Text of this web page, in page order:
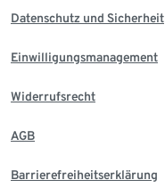
Datenschutz und Sicherheit
Einwilligungsmanagement
Widerrufsrecht
AGB
Barrierefreiheitserklärung